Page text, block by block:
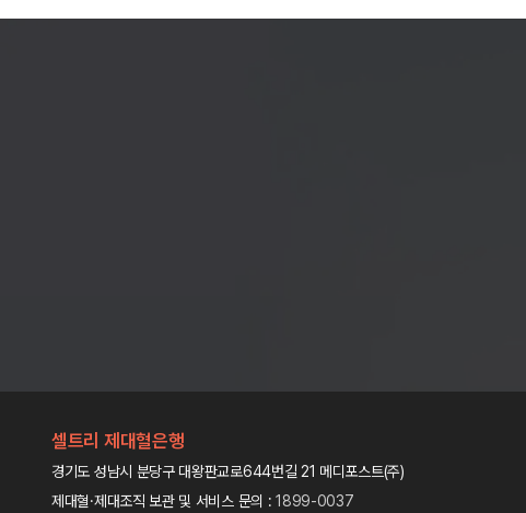
셀트리 제대혈은행
경기도 성남시 분당구 대왕판교로644번길 21 메디포스트(주)
제대혈·제대조직 보관 및 서비스 문의 :1899-0037